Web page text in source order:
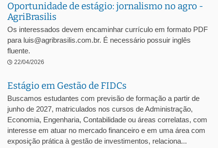
Oportunidade de estágio: jornalismo no agro -
AgriBrasilis
Os interessados devem encaminhar currículo em formato PDF
para luis@agribrasilis.com.br. É necessário possuir inglês
fluente.
22/04/2026
Estágio em Gestão de FIDCs
Buscamos estudantes com previsão de formação a partir de
junho de 2027, matriculados nos cursos de Administração,
Economia, Engenharia, Contabilidade ou áreas correlatas, com
interesse em atuar no mercado financeiro e em uma área com
exposição prática à gestão de investimentos, relaciona...